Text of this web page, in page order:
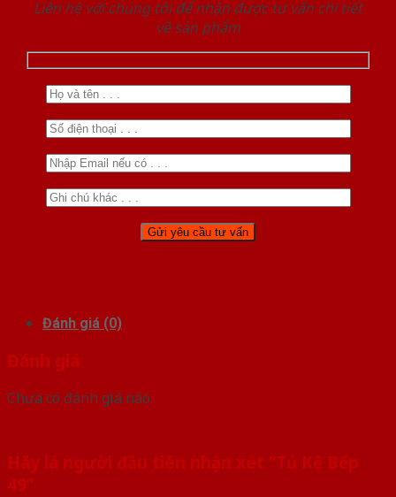
Liên hệ với chúng tôi để nhận được tư vấn chi tiết
về sản phẩm
Đánh giá (0)
Đánh giá
Chưa có đánh giá nào.
Hãy là người đầu tiên nhận xét “Tủ Kệ Bếp
49”